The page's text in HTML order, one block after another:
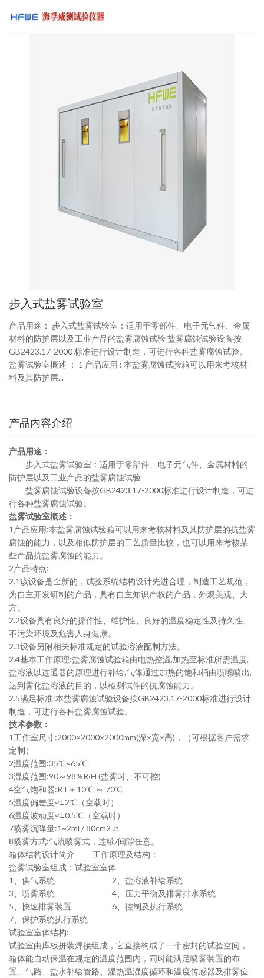
步入式盐雾试验室
产品用途： 步入式盐雾试验室：适用于零部件、电子元气件、金属
材料的防护层以及工业产品的盐雾腐蚀试验 盐雾腐蚀试验设备按
GB2423.17-2000 标准进行设计制造，可进行各种盐雾腐蚀试验。
盐雾试验室概述 ： 1 产品应用 : 本盐雾腐蚀试验箱可以用来考核材
料及其防护层...
产品内容介绍
产品用途：
步入式盐雾试验室：适用于零部件、电子元气件、金属材料的
防护层以及工业产品的盐雾腐蚀试验
盐雾腐蚀试验设备按GB2423.17-2000标准进行设计制造，可进
行各种盐雾腐蚀试验。
盐雾试验室概述 ：
1 产品应用:本盐雾腐蚀试验箱可以用来考核材料及其防护层的抗盐雾
腐蚀的能力，以及相似防护层的工艺质量比较，也可以用来考核某
些产品抗盐雾腐蚀的能力。
2产品特点:
2.1该设备是全新的，试验系统结构设计先进合理，制造工艺规范，
为自主开发研制的产品，具有自主知识产权的产品，外观美观、大
方。
2.2设备具有良好的操作性、维护性、良好的温度稳定性及持久性、
不污染环境及危害人身健康。
2.3设备另附相关标准规定的试验溶液配制方法。
2.4基本工作原理:盐雾腐蚀试验箱由电热控温,加热至标准所需温度,
盐溶液以连通器的原理进行补给,气体通过加热的饱和桶由喷嘴喷出,
达到雾化盐溶液的目的，以检测试件的抗腐蚀能力。
2.5满足标准:本盐雾腐蚀试验设备按GB2423.17-2000标准进行设计
制造，可进行各种盐雾腐蚀试验。
技术参数 ：
1 工作室尺寸:2000×2000×2000mm(深×宽×高) ，（可根据客户需求
定制）
2温度范围:35℃~65℃
3湿度范围:90～98%R·H (盐雾时、不可控)
4空气饱和器:RT ＋ 10℃ ～ 70℃
5温度偏差度≤±2℃ （空载时）
6温度波动度≤±0.5℃ （空载时）
7喷雾沉降量:1~2ml / 80cm2 .h
8喷雾方式:气流喷雾式，连续/间隙任意。
箱体结构设计简介
工作原理及结构：
盐雾试验室组成：试验室室体
1
、供气系统 2 、盐溶液补给系统
3 、喷雾系统 4 、压力平衡及排雾排水系统
5 、快速排雾装置 6 、控制及执行系统
7 、保护系统执行系统
试验室室体结构:
试验室由库板拼装焊接组成，它直接构成了一个密封的试验空间，
箱体能自动保温在规定的温度范围内，同时能满足喷雾装置的布
置、气路、盐水补给管路、湿热温湿度循环和温度传感器及排雾位